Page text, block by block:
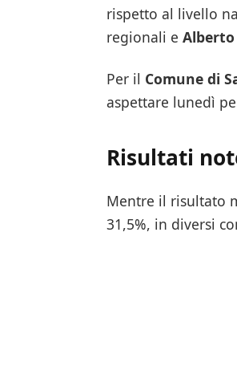
rispetto al livello
regionali e Alberto
Per il Comune di
aspettare lunedì
Risultati
Mentre il risultato
31,5%, in diversi